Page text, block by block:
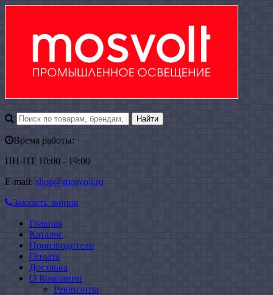
Время работы:
ПН-ПТ 10:00 - 19:00
E-mail: shop@mosvolt.ru
Заказать звонок
Главная
Каталог
Производители
Оплата
Доставка
О Компании
Реквизиты